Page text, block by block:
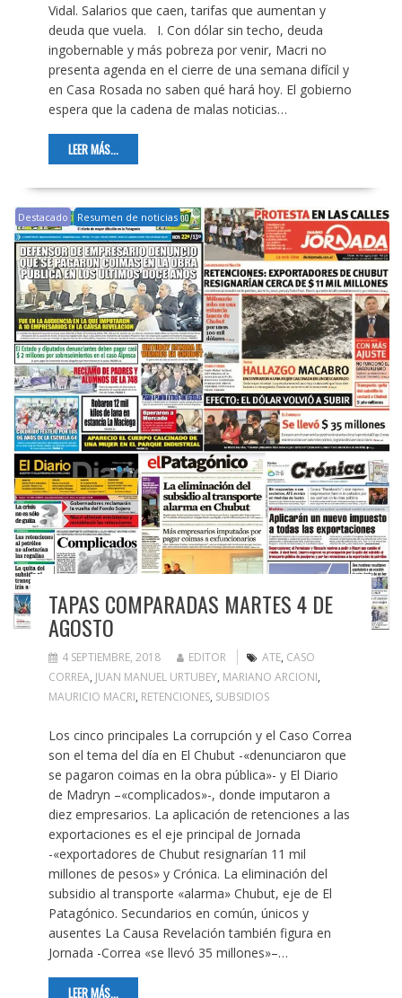
Vidal. Salarios que caen, tarifas que aumentan y
deuda que vuela. I. Con dólar sin techo, deuda
ingobernable y más pobreza por venir, Macri no
presenta agenda en el cierre de una semana difícil y
en Casa Rosada no saben qué hará hoy. El gobierno
espera que la cadena de malas noticias…
LEER MÁS...
Destacado Resumen de noticias
TAPAS COMPARADAS MARTES 4 DE
AGOSTO
4 SEPTIEMBRE, 2018 EDITOR ATE, CASO
CORREA, JUAN MANUEL URTUBEY, MARIANO ARCIONI,
MAURICIO MACRI, RETENCIONES, SUBSIDIOS
Los cinco principales La corrupción y el Caso Correa
son el tema del día en El Chubut -«denunciaron que
se pagaron coimas en la obra pública»- y El Diario
de Madryn –«complicados»-, donde imputaron a
diez empresarios. La aplicación de retenciones a las
exportaciones es el eje principal de Jornada
-«exportadores de Chubut resignarían 11 mil
millones de pesos» y Crónica. La eliminación del
subsidio al transporte «alarma» Chubut, eje de El
Patagónico. Secundarios en común, únicos y
ausentes La Causa Revelación también figura en
Jornada -Correa «se llevó 35 millones»–…
LEER MÁS...